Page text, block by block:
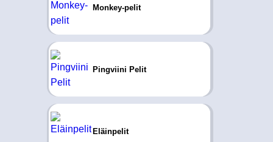
Monkey-pelit
Pingviini Pelit
Eläinpelit